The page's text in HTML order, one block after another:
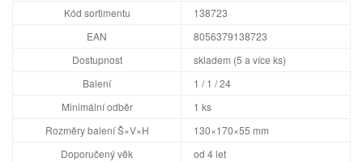
Kód sortimentu
138723
EAN
8056379138723
Dostupnost
skladem (5 a více ks)
Balení
1 / 1 / 24
Minimální odběr
1 ks
Rozměry balení Š×V×H
130×170×55 mm
Doporučený věk
od 4 let